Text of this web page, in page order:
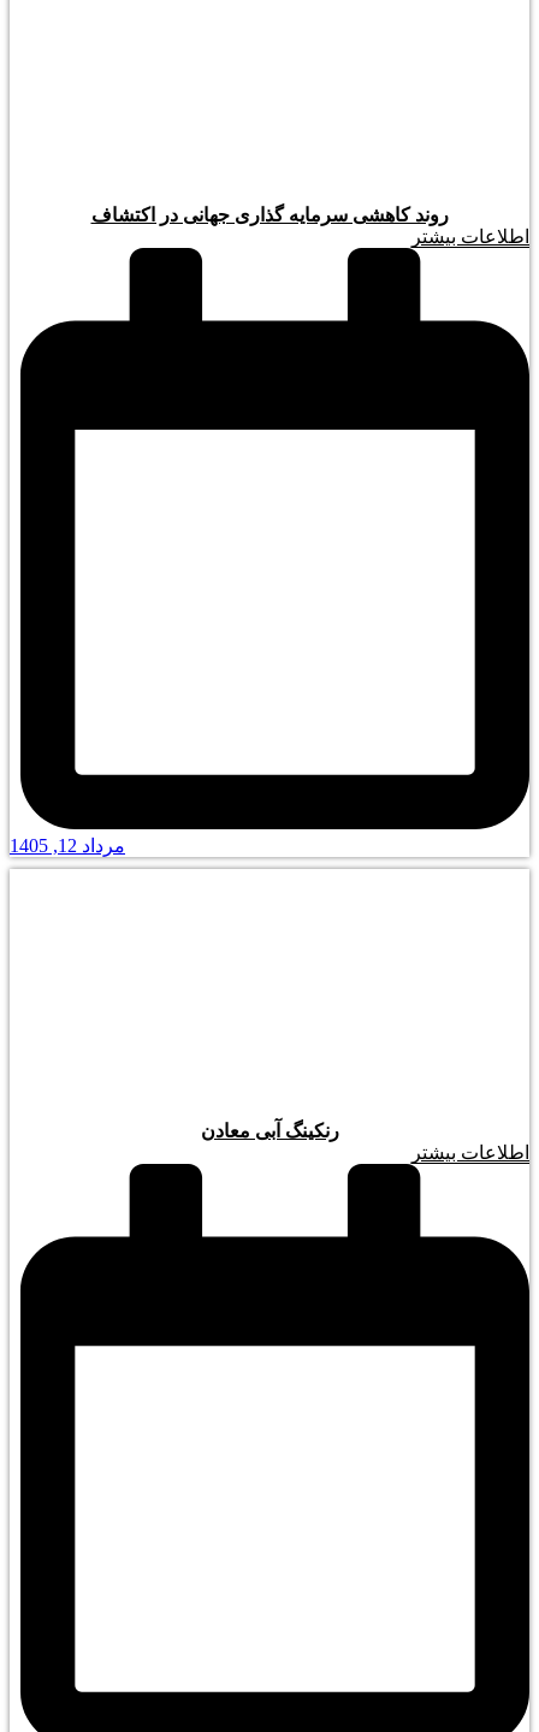
روند کاهشی سرمایه گذاری جهانی در اکتشاف
اطلاعات بیشتر
مرداد 12, 1405
رنکینگ آبی معادن
اطلاعات بیشتر